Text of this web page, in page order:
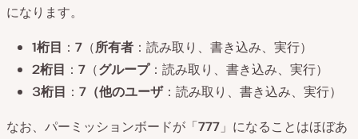
になります。
1桁目 ： 7 （所有者 ：読み取り、書き込み、実行）
2桁目 ： 7 （グループ：読み取り、書き込み、実行）
3桁目 ： 7（他のユーザ：読み取り、書き込み、実行）
なお、パーミッションボードが「777 」になることはほぼあ